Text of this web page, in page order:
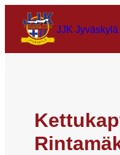
JJK Jyväskylä